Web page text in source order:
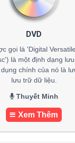
DVD
gọi là 'Digital
là một định dạng
chính của nó là
lưu trữ dữ liệu.
Thuyết Minh
Xem Thêm